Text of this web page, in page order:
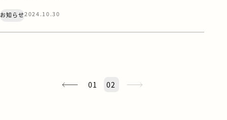
お知らせ2024.10.30
01 02